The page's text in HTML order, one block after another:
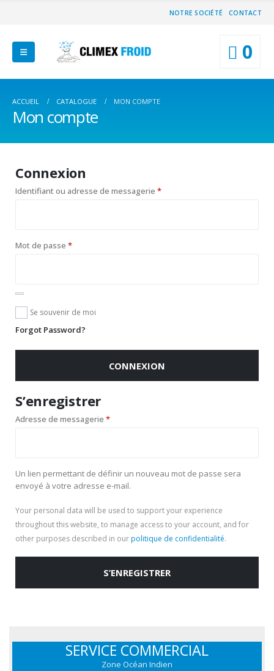
NOTRE SOCIÉTÉ CONTACT
0
ACCUEIL CATALOGUE MON COMPTE
Mon compte
Connexion
Identifiant ou adresse de messagerie *Obligatoire
Mot de passe *Obligatoire
Se souvenir de moi
Forgot Password?
CONNEXION
S’enregistrer
Adresse de messagerie *Obligatoire
Un lien permettant de définir un nouveau mot de passe sera
envoyé à votre adresse e-mail.
Your personal data will be used to support your experience
throughout this website, to manage access to your account, and for
other purposes described in ourpolitique de confidentialité.
S’ENREGISTRER
SERVICE COMMERCIAL
Zone Océan Indien